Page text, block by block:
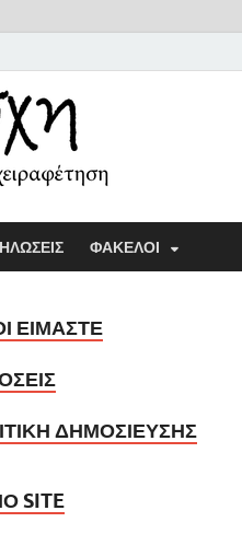
ΦΑΚΕΛΟΙ
ΕΙΜΑΣΤΕ
ΔΗΜΟΣΙΕΥΣΗΣ
SITE